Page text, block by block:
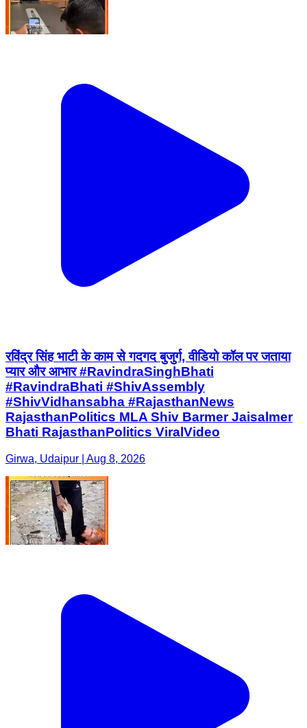
रविंद्र सिंह भाटी के काम से गदगद बुजुर्ग, वीडियो कॉल पर जताया
प्यार और आभार #RavindraSinghBhati
#RavindraBhati #ShivAssembly
#ShivVidhansabha #RajasthanNews
RajasthanPolitics MLA Shiv Barmer Jaisalmer
Bhati RajasthanPolitics ViralVideo
Girwa, Udaipur | Aug 8, 2026